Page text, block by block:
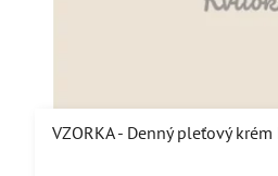
VZORKA - Denný pleťový krém